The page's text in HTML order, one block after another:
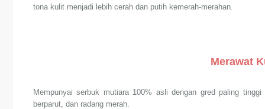
tona kulit menjadi lebih cerah dan putih kemerah-merahan.
Merawat
Mempunyai serbuk mutiara 100% asli dengan gred paling
berparut, dan radang merah.